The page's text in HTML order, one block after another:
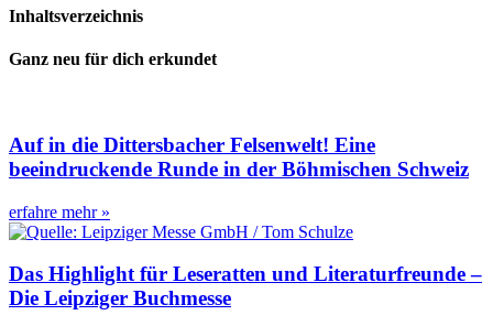
Inhaltsverzeichnis
Ganz neu für dich erkundet
Auf in die Dittersbacher Felsenwelt! Eine
beeindruckende Runde in der Böhmischen Schweiz
erfahre mehr »
Das Highlight für Leseratten und Literaturfreunde –
Die Leipziger Buchmesse